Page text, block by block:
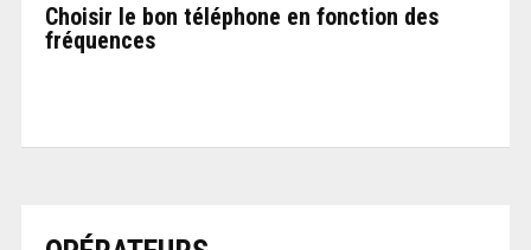
Choisir le bon téléphone en fonction des
fréquences